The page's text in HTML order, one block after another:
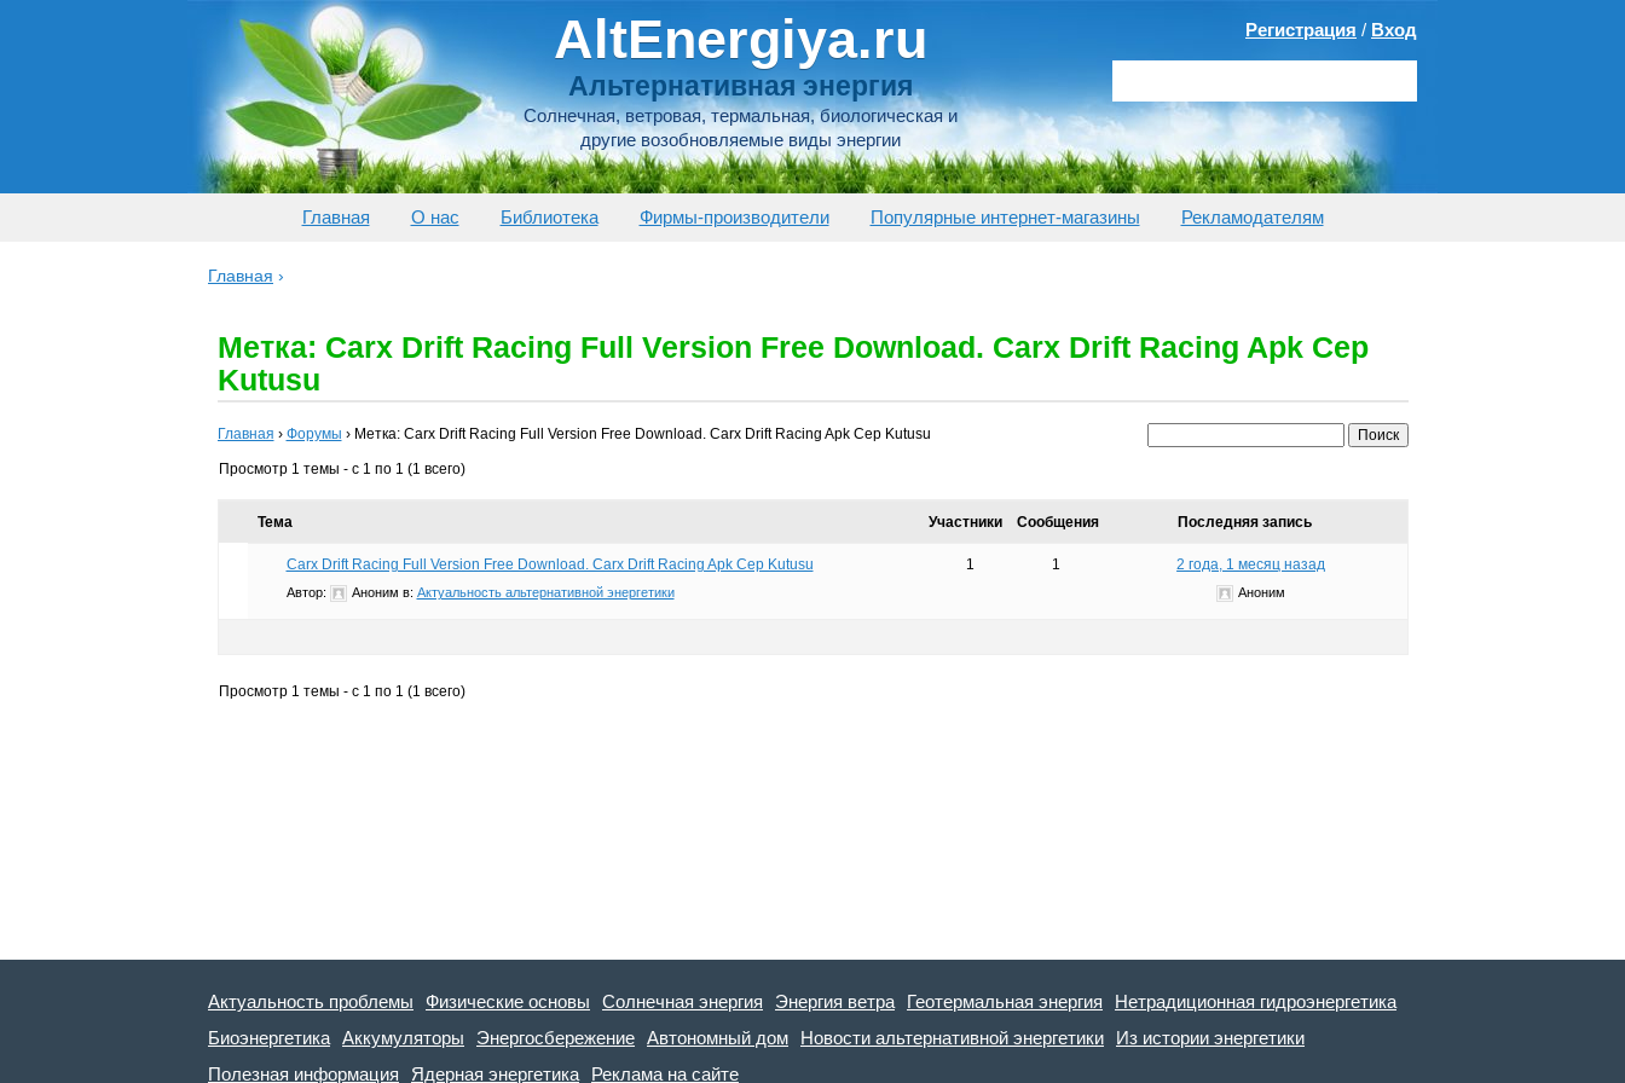
AltEnergiya.ru
Альтернативная энергия
Солнечная, ветровая, термальная, биологическая и
другие возобновляемые виды энергии
Регистрация / Вход
Главная О нас Библиотека Фирмы-производители Популярные интернет-магазины Рекламодателям
Главная ›
Метка: Carx Drift Racing Full Version Free Download. Carx Drift Racing Apk Cep
Kutusu
Главная › Форумы › Метка: Carx Drift Racing Full Version Free Download. Carx Drift Racing Apk Cep Kutusu
Просмотр 1 темы - с 1 по 1 (1 всего)
Тема Участники Сообщения Последняя запись
Carx Drift Racing Full Version Free Download. Carx Drift Racing Apk Cep Kutusu
Автор: Аноним в: Актуальность альтернативной энергетики
1 1 2 года, 1 месяц назад
Аноним
Просмотр 1 темы - с 1 по 1 (1 всего)
Актуальность проблемы Физические основы Солнечная энергия Энергия ветра Геотермальная энергия
Нетрадиционная гидроэнергетика
Биоэнергетика Аккумуляторы Энергосбережение Автономный дом Новости альтернативной энергетики
Из истории энергетики
Полезная информация
Ядерная энергетика Реклама на сайте